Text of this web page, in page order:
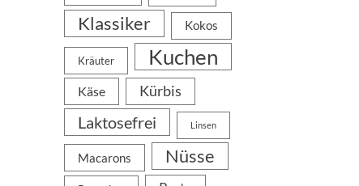
Klassiker Kokos
Kräuter Kuchen
Käse Kürbis
Laktosefrei Linsen
Macarons Nüsse